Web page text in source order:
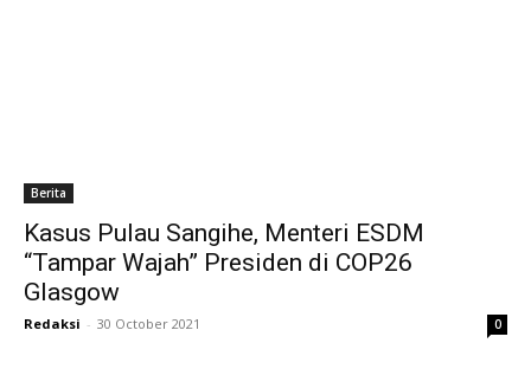
Berita
Kasus Pulau Sangihe, Menteri ESDM
“Tampar Wajah” Presiden di COP26
Glasgow
Redaksi - 30 October 2021 0